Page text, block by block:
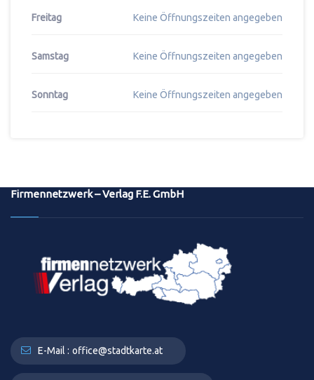
Freitag Keine Öffnungszeiten angegeben
Samstag Keine Öffnungszeiten angegeben
Sonntag Keine Öffnungszeiten angegeben
Firmennetzwerk – Verlag F.E. GmbH
E-Mail : office@stadtkarte.at